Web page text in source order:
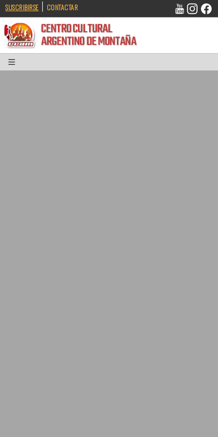
SUSCRIBIRSE | CONTACTAR
CENTRO CULTURAL
ARGENTINO DE MONTAÑA